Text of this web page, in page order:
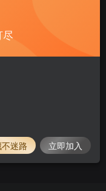
去广告破解豪
尽
迷路 立即加入